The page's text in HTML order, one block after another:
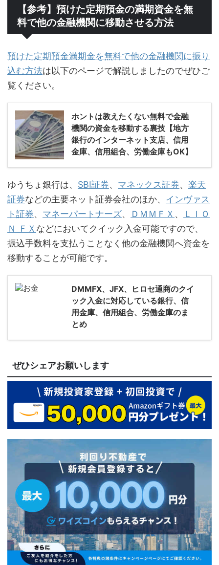
【参考】預けた定期預金の満期資金を無
料で他の金融機関に移動させる方法
預けた定期預金満期金を無料で他の金融機関に振り
込む方法は以下のページで解説しましたのでぜひご
覧ください。
ホントは教えたくない無料で金融
機関の資金を移動する裏技【地方
銀行のインターネット支店、信用
金庫、信用組合、労働金庫もOK】
ゆうちょ銀行は、 SBI証券、 マネックス証券、 楽天
証券などの主要ネット証券会社のほか、 インヴァス
ト証券、 マネーパートナーズ、 ＤＭＭＦＸ 、
ＬＩＯ
Ｎ ＦＸ などにおいてクイック入金可能ですので、
振込手数料を支払うことなく他の金融機関へ資金を
移動することが可能です。
DMMFX、JFX、ヒロセ通商のクイ
ック入金に対応している銀行、信
用金庫、信用組合、労働金庫のま
とめ
ぜひシェアお願いします